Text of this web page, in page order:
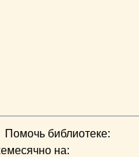
Помочь библиотеке:
на: